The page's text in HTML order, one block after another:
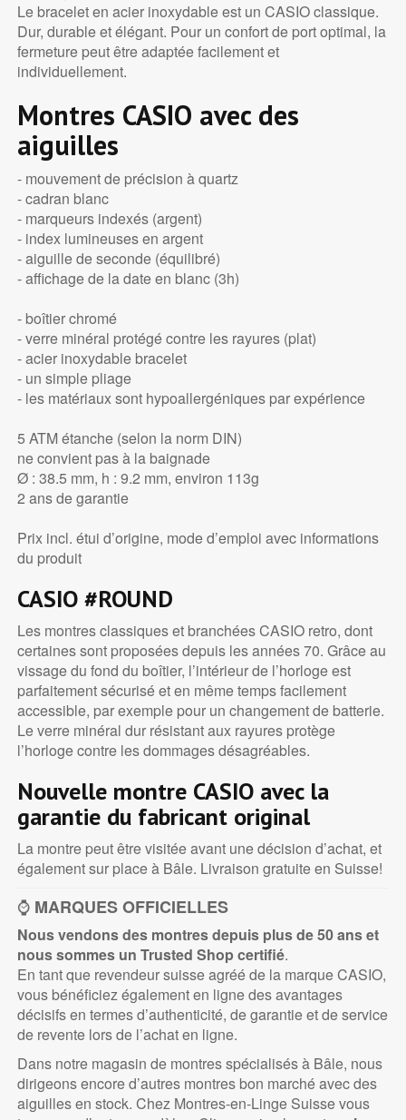
Le bracelet en acier inoxydable est un CASIO classique.
Dur, durable et élégant. Pour un confort de port optimal, la
fermeture peut être adaptée facilement et
individuellement.
Montres CASIO avec des
aiguilles
- mouvement de précision à quartz
- cadran blanc
- marqueurs indexés (argent)
- index lumineuses en argent
- aiguille de seconde (équilibré)
- affichage de la date en blanc (3h)
- boîtier chromé
- verre minéral protégé contre les rayures (plat)
- acier inoxydable bracelet
- un simple pliage
- les matériaux sont hypoallergéniques par expérience
5 ATM étanche (selon la norm DIN)
ne convient pas à la baignade
Ø : 38.5 mm, h : 9.2 mm, environ 113g
2 ans de garantie
Prix incl. étui d’origine, mode d’emploi avec informations
du produit
CASIO #ROUND
Les montres classiques et branchées CASIO retro, dont
certaines sont proposées depuis les années 70. Grâce au
vissage du fond du boîtier, l’intérieur de l’horloge est
parfaitement sécurisé et en même temps facilement
accessible, par exemple pour un changement de batterie.
Le verre minéral dur résistant aux rayures protège
l’horloge contre les dommages désagréables.
Nouvelle montre CASIO avec la
garantie du fabricant original
La montre peut être visitée avant une décision d’achat, et
également sur place à Bâle. Livraison gratuite en Suisse!
⌚ MARQUES OFFICIELLES
Nous vendons des montres depuis plus de 50 ans et
nous sommes un Trusted Shop certifié.
En tant que revendeur suisse agréé de la marque CASIO,
vous bénéficiez également en ligne des avantages
décisifs en termes d’authenticité, de garantie et de service
de revente lors de l’achat en ligne.
Dans notre magasin de montres spécialisés à Bâle, nous
dirigeons encore d’autres montres bon marché avec des
aiguilles en stock. Chez Montres-en-Linge Suisse vous